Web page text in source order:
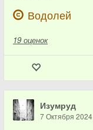
Водолей
19 оценок
Изумруд
7 Октября 2024